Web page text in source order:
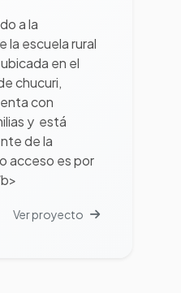
a la
la escuela rural
en el
chucuri,
con
y está
de la
acceso es por
Ver proyecto